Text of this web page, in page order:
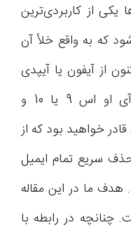
از کاربردی‌ترین
که به واقع خلأ آن
از آیفون یا آیپدی
استفاده کنید از سیستم عامل آی او اس 9 یا 10 و
خواهید بود که از
سریع تمام ایمیل
هدف ما در این مقاله
در رابطه با